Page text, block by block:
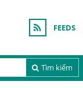
FEEDS
Tìm kiếm